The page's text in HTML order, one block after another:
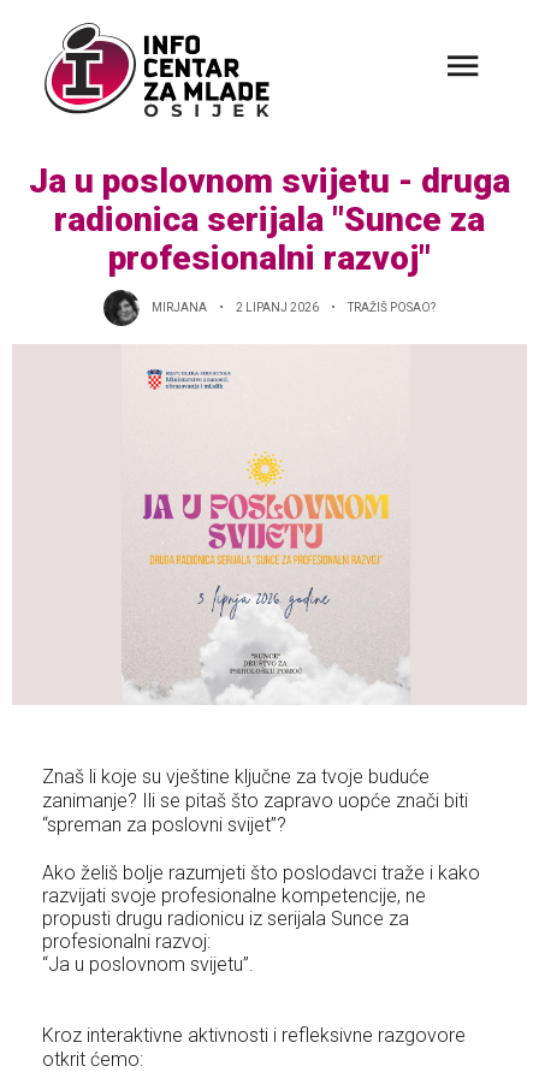
Ja u poslovnom svijetu - druga
radionica serijala "Sunce za
profesionalni razvoj"
MIRJANA 2 LIPANJ 2026 TRAŽIŠ POSAO?
Znaš li koje su vještine ključne za tvoje buduće
zanimanje? Ili se pitaš što zapravo uopće znači biti
“spreman za poslovni svijet”?
Ako želiš bolje razumjeti što poslodavci traže i kako
razvijati svoje profesionalne kompetencije, ne
propusti drugu radionicu iz serijala Sunce za
profesionalni razvoj:
“Ja u poslovnom svijetu”.
Kroz interaktivne aktivnosti i refleksivne razgovore
otkrit ćemo: